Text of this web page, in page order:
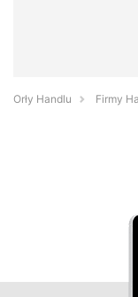
Orły Handlu Firmy